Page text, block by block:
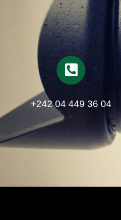
+242 04 449 36 04